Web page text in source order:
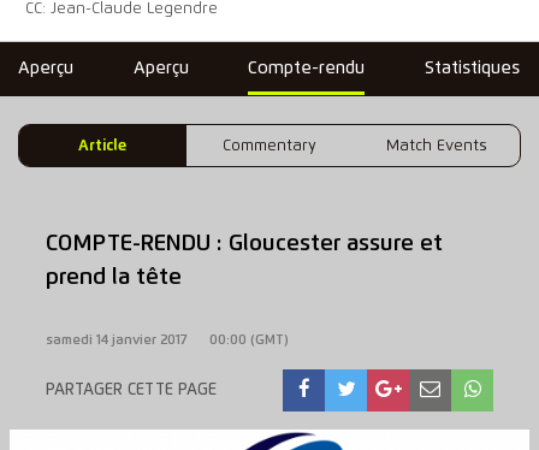
CC: Jean-Claude Legendre
Aperçu Aperçu Compte-rendu Statistiques
Article Commentary Match Events
COMPTE-RENDU : Gloucester assure et
prend la tête
samedi 14 janvier 2017 00:00 (GMT)
PARTAGER CETTE PAGE